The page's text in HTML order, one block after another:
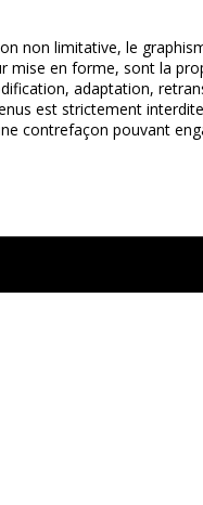
non limitative, le
mise en forme, sont la
adaptation,
est strictement
contrefaçon pouvant